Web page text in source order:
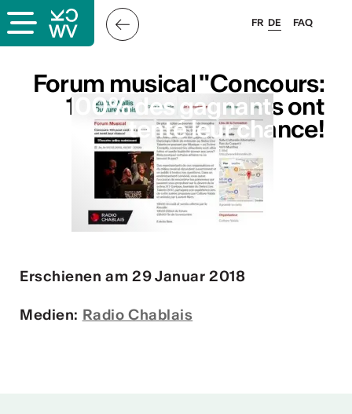
FAQ
FR DE
Forum musical "Concours:
100% des gagnants ont
tenté leur chance!
Forum musical "Concours:
100% des gagnants ont
tenté leur chance!
Erschienen am 29 Januar 2018
Medien: Radio Chablais